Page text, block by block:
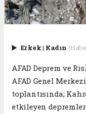
Erkek| Kadın
AFAD Deprem ve
AFAD Genel
toplantısında;
etkileyen